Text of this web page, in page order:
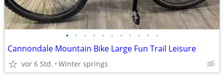
• • • • • • • • • • •
Cannondale Mountain Bike Large Fun Trail Leisure
vor 6 Std. Winter springs